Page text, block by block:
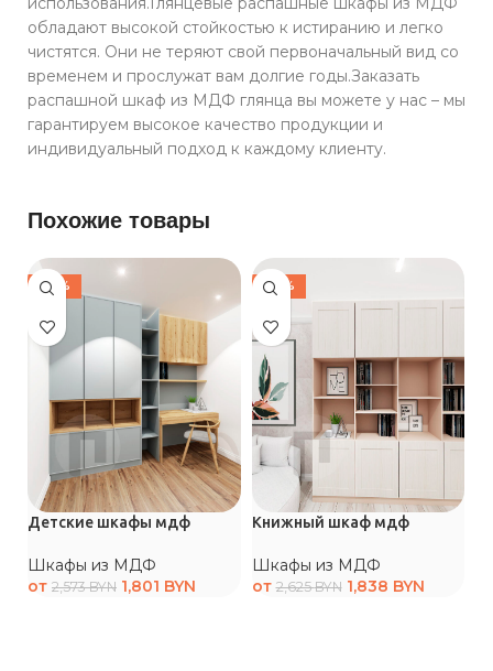
обладают высокой стойкостью к истиранию и легко
чистятся. Они не теряют свой первоначальный вид со
временем и прослужат вам долгие годы.Заказать
распашной шкаф из МДФ глянца вы можете у нас – мы
гарантируем высокое качество продукции и
индивидуальный подход к каждому клиенту.
Похожие товары
-30%
Детские шкафы мдф
Шкафы из МДФ
от 2,573BYN 1,801 BYN
-30%
Книжный шкаф мдф
Шкафы из МДФ
от 2,625BYN 1,838 BYN